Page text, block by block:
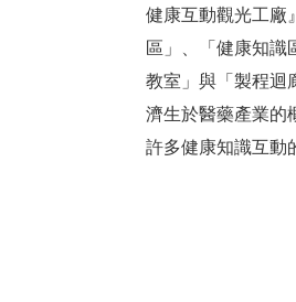
健康互動觀光工廠
區」、「健康知識
教室」與「製程迴
濟生於醫藥產業的
許多健康知識互動